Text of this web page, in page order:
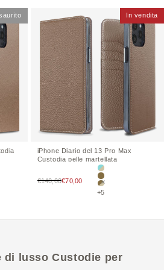
conchiglia
Lin
In vendita
iPhone Diario del 13 Pro Max
Custodia pelle martellata
€140,00Prezzo di vendita
€70,00
Mare Blue × Greige
Etoupe
Etoupe × Greige
+5
di lussoCustodie per